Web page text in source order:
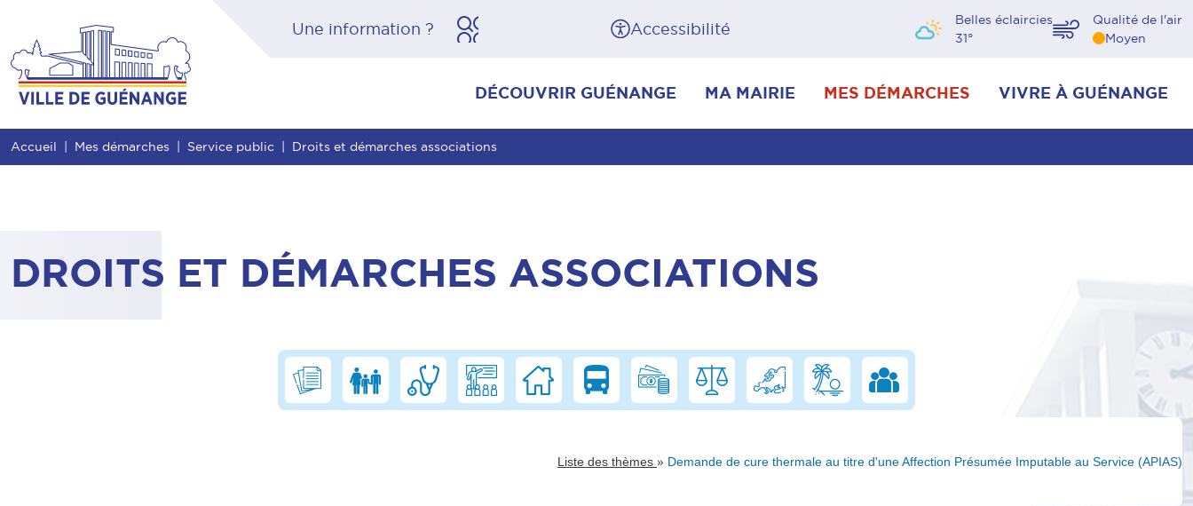
Entête de page Menu principal Recherche Pied de page Accessibilité
Belles éclaircies
31°
Qualité de l'air
Moyen
DÉCOUVRIR GUÉNANGE MA MAIRIE MES DÉMARCHES VIVRE À GUÉNANGE
Accueil Mes démarches Service public Droits et démarches associations
DROITS ET DÉMARCHES ASSOCIATIONS
Liste des thèmes » Demande de cure thermale au titre d'une Affection Présumée Imputable au Service (APIAS)